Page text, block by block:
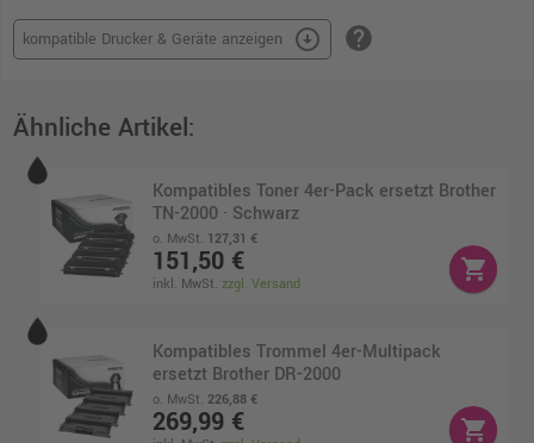
kompatible Drucker & Geräte anzeigen arrow_circle_down help
Ähnliche Artikel:
Kompatibles Toner 4er-Pack ersetzt Brother
TN-2000 · Schwarz
o. MwSt. 127,31 €
151,50 €
inkl. MwSt.zzgl. Versand
shopping_cart
Kompatibles Trommel 4er-Multipack
ersetzt Brother DR-2000
o. MwSt. 226,88 €
269,99 € shopping_cart